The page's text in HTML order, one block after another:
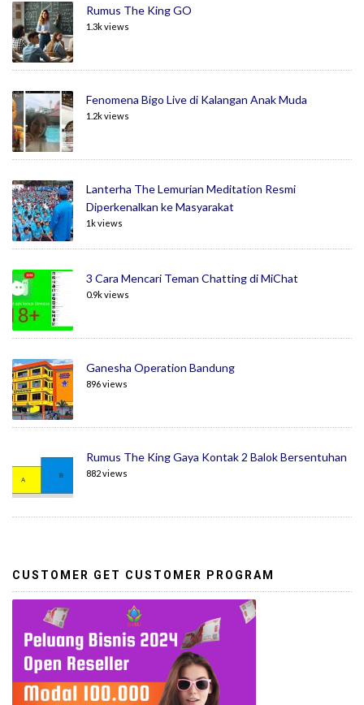
Rumus The King GO
1.3k views
Fenomena Bigo Live di Kalangan Anak Muda
1.2k views
Lanterha The Lemurian Meditation Resmi
Diperkenalkan ke Masyarakat
1k views
3 Cara Mencari Teman Chatting di MiChat
0.9k views
Ganesha Operation Bandung
896 views
Rumus The King Gaya Kontak 2 Balok Bersentuhan
882 views
CUSTOMER GET CUSTOMER PROGRAM